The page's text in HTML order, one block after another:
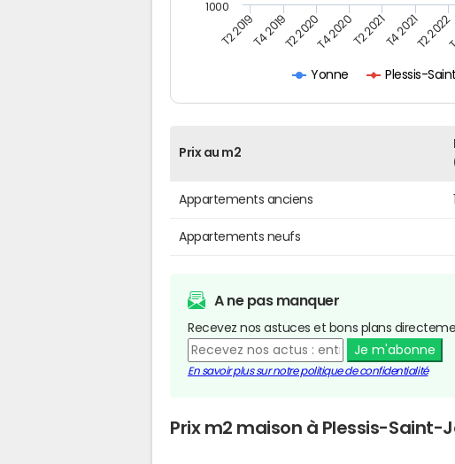
Yonne Plessis-
T2 2019T4 2019T2 2020T4 2020T2 2021T4 2021T2 2022
1000
Prix au m2
Appartements anciens
Appartements neufs
A ne pas manquer
Recevez nos astuces et bons plans
Je m'abonne
En savoir plus sur notre politique de confidentialité
Prix m2 maison à Plessis-Saint-